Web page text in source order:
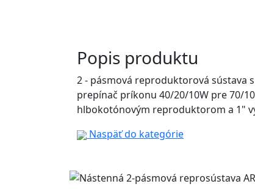
Popis produktu
2 - pásmová reproduktorová sústava
prepínač príkonu 40/20/10W pre 70/
hlbokotónovým reproduktorom a 1"
Naspäť do kategórie